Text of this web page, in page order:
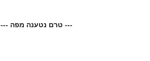
--- טרם נטענה מפה ---